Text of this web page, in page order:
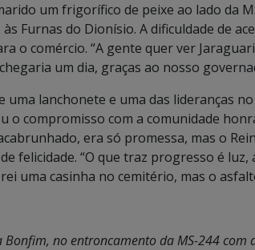
um frigorífico de peixe ao lado da
às Furnas do Dionísio. A dificuldade de
o comércio. “A gente quer ver
um dia, graças ao nosso
uma lanchonete e uma das lideranças
o compromisso com a comunidade
era só promessa, mas o
felicidade. “O que traz progresso é
uma casinha no cemitério, mas o
Bonfim, no entroncamento da MS-244